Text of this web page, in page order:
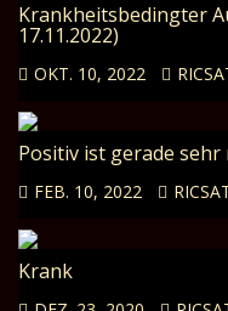
Krankheitsbedingter
17.11.2022)
OKT. 10, 2022
Positiv ist gerade sehr
FEB. 10, 2022
Krank